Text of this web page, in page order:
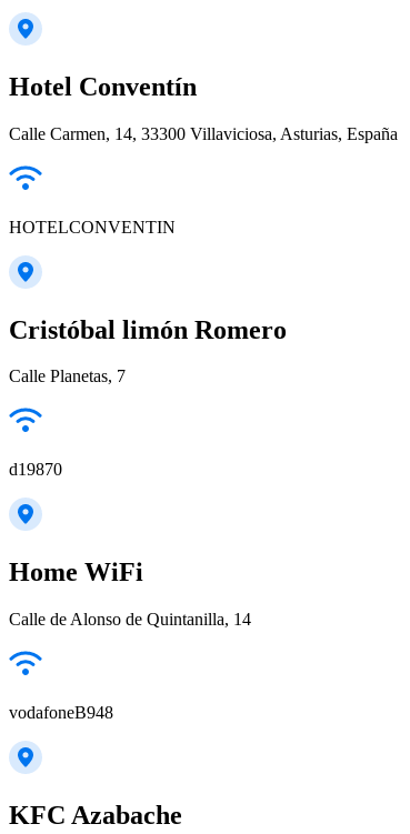
Hotel Conventín
Calle Carmen, 14, 33300 Villaviciosa, Asturias, España
HOTELCONVENTIN
Cristóbal limón Romero
Calle Planetas, 7
d19870
Home WiFi
Calle de Alonso de Quintanilla, 14
vodafoneB948
KFC Azabache